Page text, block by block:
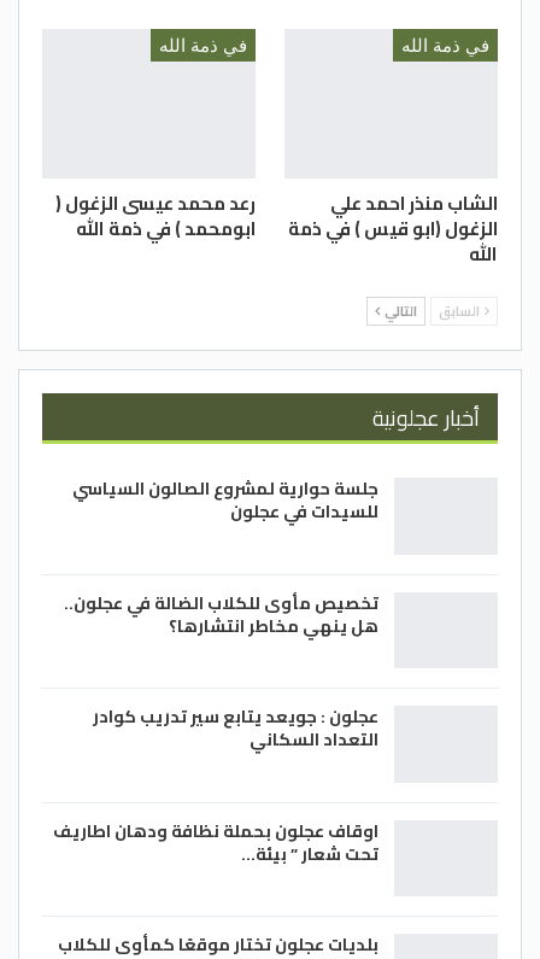
في ذمة الله
الشاب منذر احمد علي
الزغول (ابو قيس ) في ذمة
الله
في ذمة الله
رعد محمد عيسى الزغول (
ابومحمد ) في ذمة الله
السابق التالي
أخبار عجلونية
جلسة حوارية لمشروع الصالون السياسي
للسيدات في عجلون
تخصيص مأوى للكلاب الضالة في عجلون..
هل ينهي مخاطر انتشارها؟
عجلون : جويعد يتابع سير تدريب كوادر
التعداد السكاني
اوقاف عجلون بحملة نظافة ودهان اطاريف
تحت شعار ” بيئة…
بلديات عجلون تختار موقعًا كمأوى للكلاب